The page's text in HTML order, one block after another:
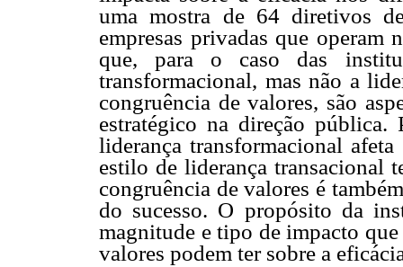
uma mostra de 64 diretivos
empresas privadas que
que, para o caso das
transformacional, mas não a
congruência de valores, são
estratégico na direção pública.
liderança transformacional
estilo de liderança transacional
congruência de valores é
do sucesso. O propósito da
magnitude e tipo de impacto
valores podem ter sobre a